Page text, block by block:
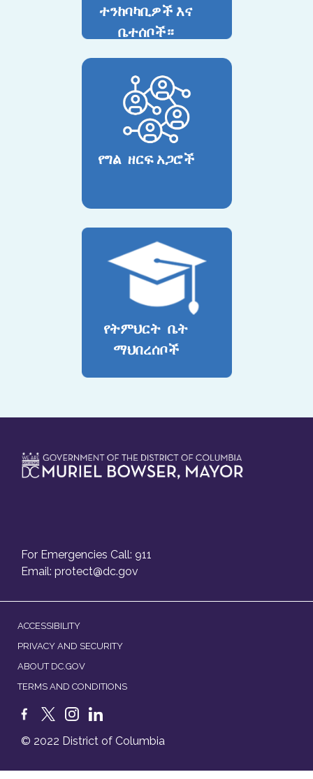
ተንከባካቢዎች እና
ቤተሰቦች።
የግል ዘርፍ አጋሮች
የትምህርት ቤት
ማህበረሰቦች
For Emergencies Call: 911
Email: protect@dc.gov
ACCESSIBILITY
PRIVACY AND SECURITY
ABOUT DC.GOV
TERMS AND CONDITIONS
© 2022 District of Columbia